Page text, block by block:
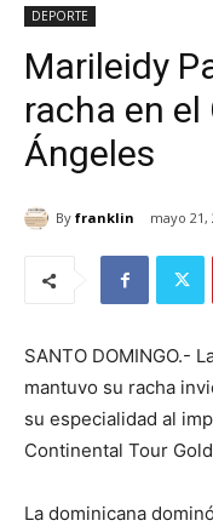
DEPORTE
Marileidy
racha en el
Ángeles
By franklin mayo 21,
SANTO DOMINGO.-
mantuvo su racha
su especialidad al
Continental Tour
La dominicana